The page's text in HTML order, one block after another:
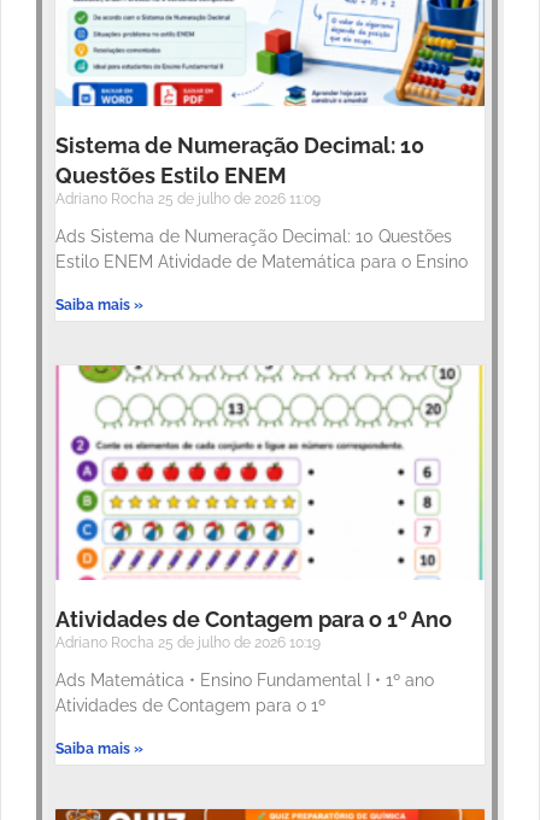
Sistema de Numeração Decimal: 10
Questões Estilo ENEM
Adriano Rocha 25 de julho de 2026 11:09
Ads Sistema de Numeração Decimal: 10 Questões
Estilo ENEM Atividade de Matemática para o Ensino
Saiba mais »
Atividades de Contagem para o 1º Ano
Adriano Rocha 25 de julho de 2026 10:19
Ads Matemática • Ensino Fundamental I • 1º ano
Atividades de Contagem para o 1º
Saiba mais »